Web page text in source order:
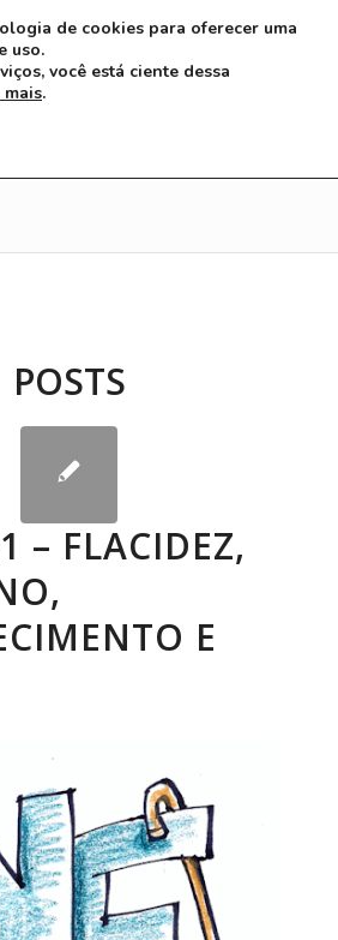
Tag: coordenação
POSTS
– FLACIDEZ,
E
de cookies para oferecer uma
uso.
você está ciente dessa
mais.